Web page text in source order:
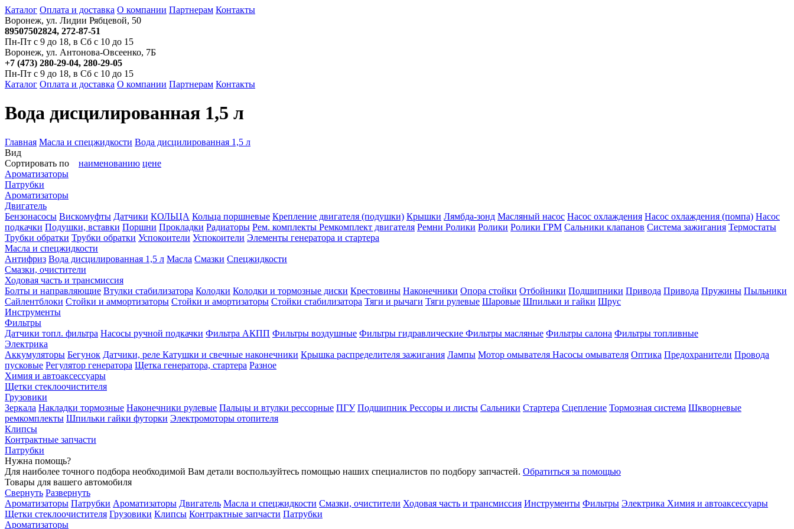
Каталог Оплата и доставка О компании Партнерам Контакты
Воронеж, ул. Лидии Рябцевой, 50
89507502824, 272-87-51
Пн-Пт с 9 до 18, в Сб с 10 до 15
Воронеж, ул. Антонова-Овсеенко, 7Б
+7 (473) 280-29-04, 280-29-05
Пн-Пт с 9 до 18, в Сб с 10 до 15
Каталог Оплата и доставка О компании Партнерам Контакты
Вода дисцилированная 1,5 л
Главная Масла и спецжидкости Вода дисцилированная 1,5 л
Вид
Сортировать по наименованию цене
Ароматизаторы
Патрубки
Ароматизаторы
Двигатель
Бензонасосы Вискомуфты Датчики КОЛЬЦА Кольца поршневые Крепление двигателя (подушки) Крышки Лямбда-зонд Масляный насос Насос охлаждения Насос охлаждения (помпа) Насос
подкачки Подушки, вставки Поршни Прокладки Радиаторы Рем. комплекты Ремкомплект двигателя Ремни Ролики Ролики Ролики ГРМ Сальники клапанов Система зажигания Термостаты
Трубки обратки Трубки обратки Успокоители Успокоители Элементы генератора и стартера
Масла и спецжидкости
Антифриз Вода дисцилированная 1,5 л Масла Смазки Спецжидкости
Смазки, очистители
Ходовая часть и трансмиссия
Болты и направляющие Втулки стабилизатора Колодки Колодки и тормозные диски Крестовины Наконечники Опора стойки Отбойники Подшипники Привода Привода Пружины Пыльники
Сайлентблоки Стойки и аммортизаторы Стойки и амортизаторы Стойки стабилизатора Тяги и рычаги Тяги рулевые Шаровые Шпильки и гайки Шрус
Инструменты
Фильтры
Датчики топл. фильтра Насосы ручной подкачки Фильтра АКПП Фильтры воздушные Фильтры гидравлические Фильтры масляные Фильтры салона Фильтры топливные
Электрика
Аккумуляторы Бегунок Датчики, реле Катушки и свечные наконечники Крышка распределителя зажигания Лампы Мотор омывателя Насосы омывателя Оптика Предохранители Провода
пусковые Регулятор генератора Щетка генератора, стартера Разное
Химия и автоаксессуары
Щетки стеклоочистителя
Грузовики
Зеркала Накладки тормозные Наконечники рулевые Пальцы и втулки рессорные ПГУ Подшипник Рессоры и листы Сальники Стартера Сцепление Тормозная система Шкворневые
ремкомплекты Шпильки гайки футорки Электромоторы отопителя
Клипсы
Контрактные запчасти
Патрубки
Нужна помощь?
Для наиболее точного подбора необходимой Вам детали воспользуйтесь помощью наших специалистов по подбору запчастей. Обратиться за помощью
Товары для вашего автомобиля
Свернуть Развернуть
Ароматизаторы Патрубки Ароматизаторы Двигатель Масла и спецжидкости Смазки, очистители Ходовая часть и трансмиссия Инструменты Фильтры Электрика Химия и автоаксессуары
Щетки стеклоочистителя Грузовики Клипсы Контрактные запчасти Патрубки
Ароматизаторы